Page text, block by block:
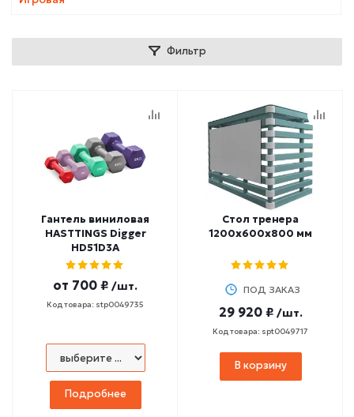
Фильтр
Гантель виниловая
HASTTINGS Digger
HD51D3A
от 700 ₽ /шт.
Код товара: stp0049735
Подробнее
Стол тренера
1200х600х800 мм
ПОД ЗАКАЗ
29 920 ₽ /шт.
Код товара: spt0049717
В корзину